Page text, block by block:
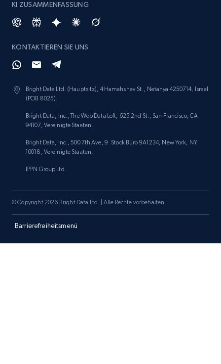
1.9K+ 323+
Etsy - Collects data from shop's URL
Reviews count shop, Reviews count item, Initial
price, and more.
1.9K+
price, Currency, Sold, and more.
KI ZUSAMMENFASSUNG
KONTAKTIEREN SIE UNS
Bright Data Ltd. (Hauptsitz), 4 Hamahshev St., Netanya 4250714, Israel
(POB 8025).
Bright Data, Inc., The Web Data Loft, 625 2nd St., San Francisco, CA
94107, Vereinigte Staaten.
Bright Data, Inc., 500 7th Ave, 9. Stock Büro 9A1234, New York, NY
10018, Vereinigte Staaten.
IPPN Group Ltd.
Barrierefreiheitsmenü
© Copyright 2026 Bright Data Ltd. | Alle Rechte vorbehalten